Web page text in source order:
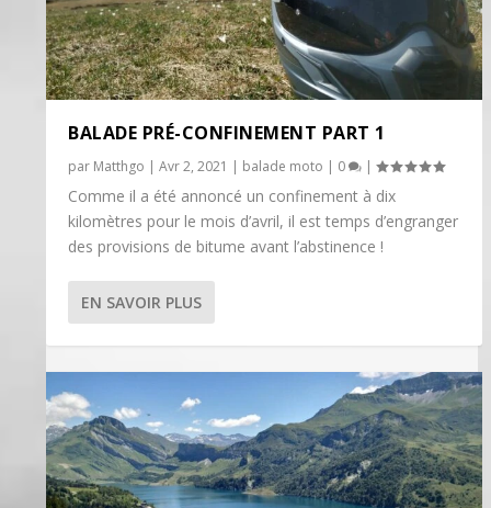
BALADE PRÉ-CONFINEMENT PART 1
par Matthgo |Avr 2, 2021 | balade moto | 0 |
Comme il a été annoncé un confinement à dix
kilomètres pour le mois d’avril, il est temps d’engranger
des provisions de bitume avant l’abstinence !
EN SAVOIR PLUS